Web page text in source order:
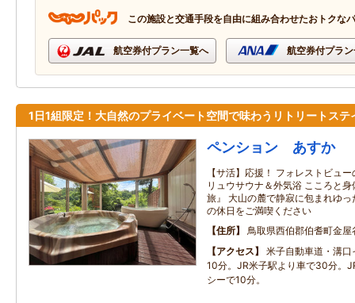
この施設と交通手段を自由に組み合わせたおトクな
航空券付プラン一覧へ 航空券付プラ
1日1組限定！大自然のプライベート空間で味わうリトリートステ
ペンション あすか
【サ活】応援！ フォレストビュ
リュウサウナ＆外気浴 こころと
旅』 大山の麓で静寂に包まれゆ
の休日をご満喫ください
住所
鳥取県西伯郡伯耆町金屋
アクセス
米子自動車道・溝
10分。JR米子駅より車で30分。
シーで10分。